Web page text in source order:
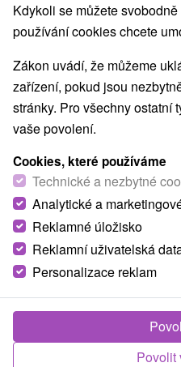
Kdykoli se můžete
používání cookies chcete
Zákon uvádí, že můžeme
zařízení, pokud jsou
stránky. Pro všechny ostatní
vaše povolení.
Cookies, které používáme
Technické a nezbytné
Analytické a
Reklamné úložisko
Reklamní uživatelská
Personalizace reklam
Povolit